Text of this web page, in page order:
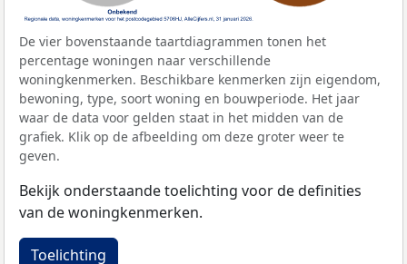
De vier bovenstaande taartdiagrammen tonen het
percentage woningen naar verschillende
woningkenmerken. Beschikbare kenmerken zijn eigendom,
bewoning, type, soort woning en bouwperiode. Het jaar
waar de data voor gelden staat in het midden van de
grafiek. Klik op de afbeelding om deze groter weer te
geven.
Bekijk onderstaande toelichting voor de definities
van de woningkenmerken.
Toelichting